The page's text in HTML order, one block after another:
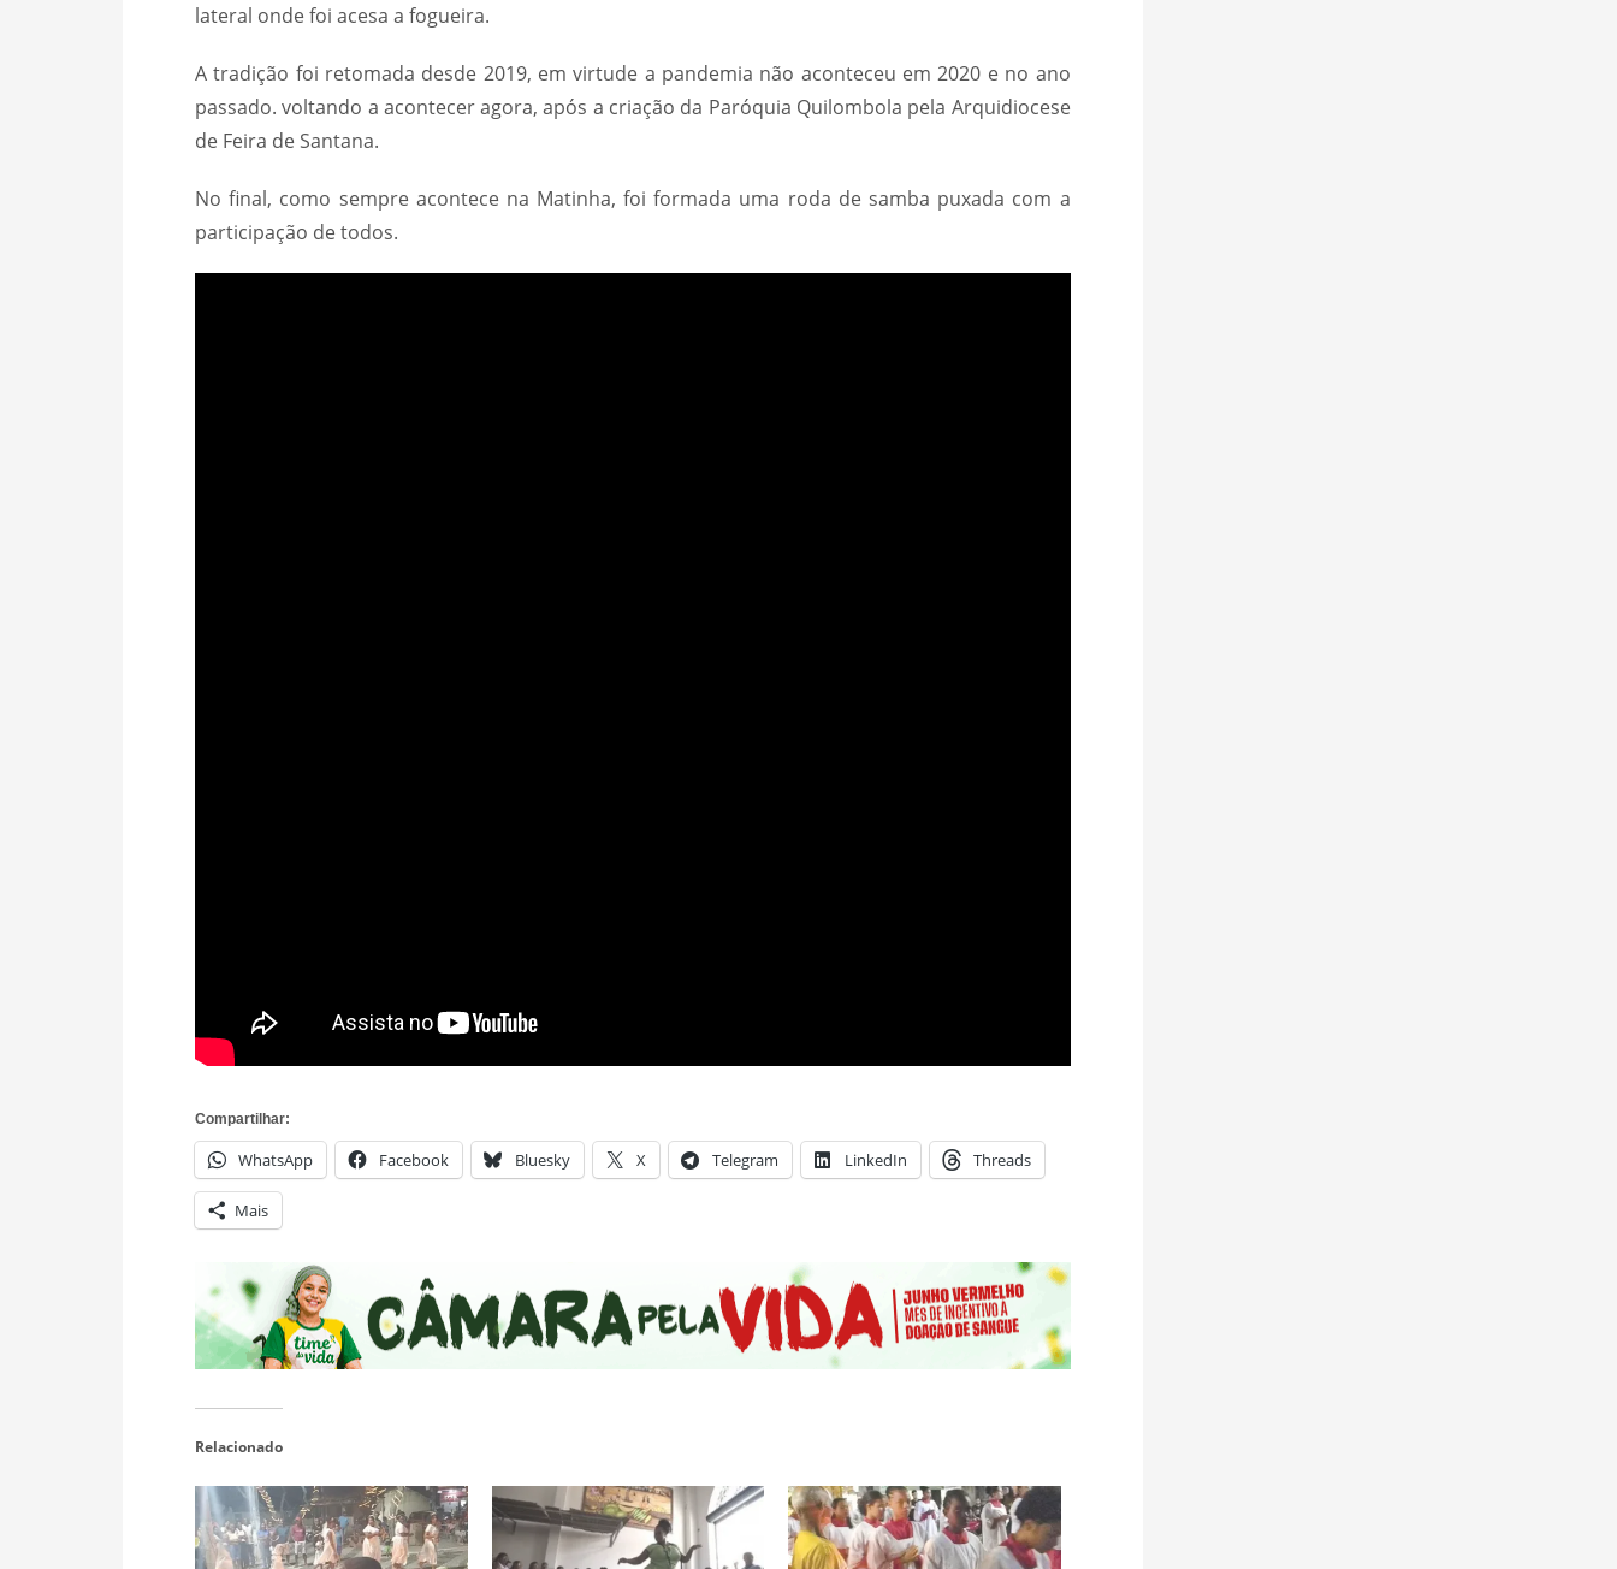
lateral onde foi acesa a fogueira.
A tradição foi retomada desde 2019, em virtude a pandemia não aconteceu em 2020 e no ano
passado. voltando a acontecer agora, após a criação da Paróquia Quilombola pela Arquidiocese
de Feira de Santana.
No final, como sempre acontece na Matinha, foi formada uma roda de samba puxada com a
participação de todos.
Compartilhar:
WhatsApp Facebook Bluesky X Telegram LinkedIn Threads
Mais
Relacionado